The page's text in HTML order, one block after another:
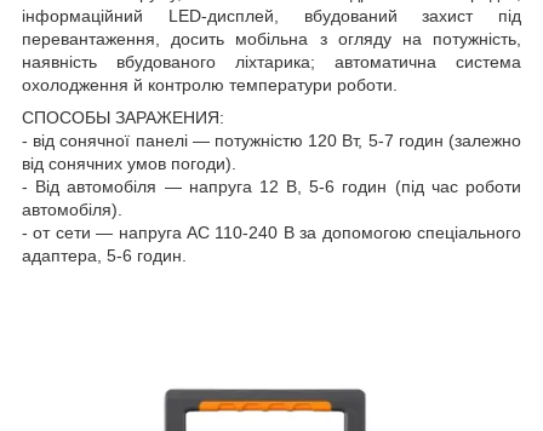
інформаційний LED-дисплей, вбудований захист під
перевантаження, досить мобільна з огляду на потужність,
наявність вбудованого ліхтарика; автоматична система
охолодження й контролю температури роботи.
СПОСОБЫ ЗАРАЖЕНИЯ:
- від сонячної панелі — потужністю 120 Вт, 5-7 годин (залежно
від сонячних умов погоди).
- Від автомобіля — напруга 12 В, 5-6 годин (під час роботи
автомобіля).
- от сети — напруга АС 110-240 В за допомогою спеціального
адаптера, 5-6 годин.